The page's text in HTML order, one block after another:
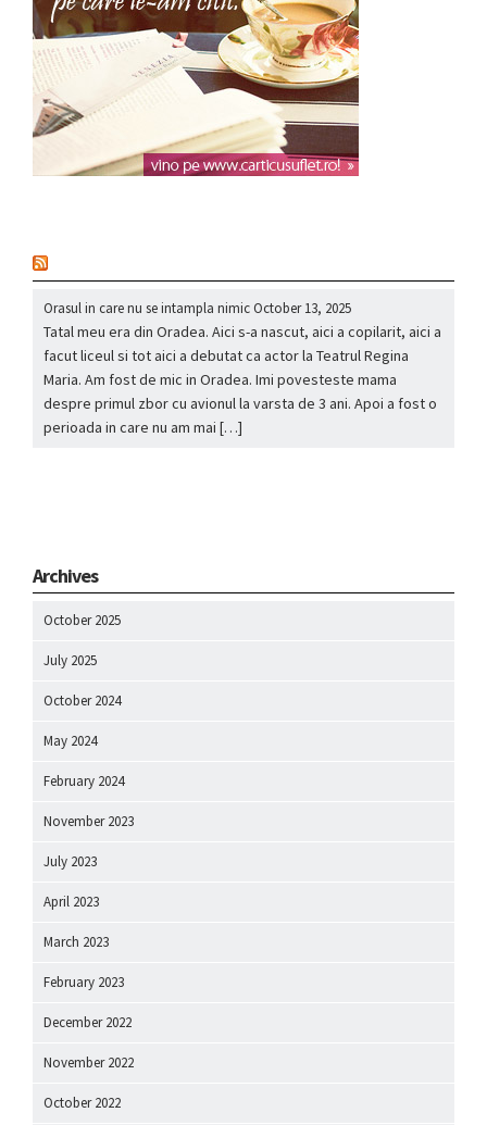
Orasul in care nu se intampla nimicOctober 13, 2025
Tatal meu era din Oradea. Aici s-a nascut, aici a copilarit, aici a
facut liceul si tot aici a debutat ca actor la Teatrul Regina
Maria. Am fost de mic in Oradea. Imi povesteste mama
despre primul zbor cu avionul la varsta de 3 ani. Apoi a fost o
perioada in care nu am mai […]
Archives
October 2025
July 2025
October 2024
May 2024
February 2024
November 2023
July 2023
April 2023
March 2023
February 2023
December 2022
November 2022
October 2022